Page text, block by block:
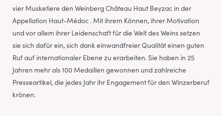
vier Musketiere den Weinberg Château Haut Beyzac in der
Appellation Haut-Médoc . Mit ihrem Können, ihrer Motivation
und vor allem ihrer Leidenschaft für die Welt des Weins setzen
sie sich dafür ein, sich dank einwandfreier Qualität einen guten
Ruf auf internationaler Ebene zu erarbeiten. Sie haben in 25
Jahren mehr als 100 Medaillen gewonnen und zahlreiche
Presseartikel, die jedes Jahr ihr Engagement für den Winzerberuf
krönen.